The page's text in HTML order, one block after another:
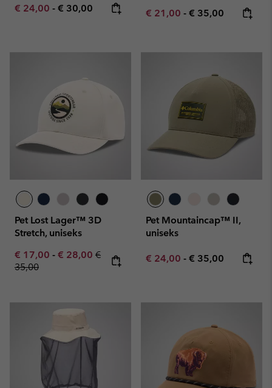
Minimum sale price:
€ 24,00 - Maximum price:
€ 30,00 Minimum sale price:
€ 21,00 - Maximum price:
€ 35,00
Pet Lost Lager™ 3D
Stretch, uniseks
Minimum sale price:
€ 17,00 - Maximum sale price:
€ 28,00 Regular price:
€
35,00
Pet Mountaincap™ II,
uniseks
Minimum sale price:
€ 24,00 - Maximum price:
€ 35,00